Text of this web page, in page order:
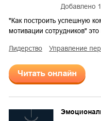
Добавлено
"Как построить успешную
мотивации сотрудников" это
лидерство управление
Читать онлайн